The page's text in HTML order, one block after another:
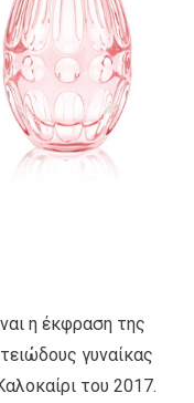
η έκφραση της
γυναίκας
του 2017.